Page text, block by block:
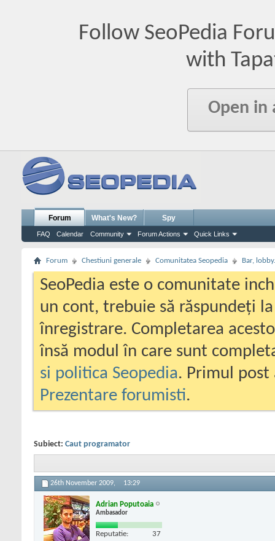
Follow SeoPedia
with
Open in
Forum
FAQ Calendar Community Forum Actions Quick Links
What's New? Spy
Forum Chestiuni generale Comunitatea Seopedia Bar,
SeoPedia este o comunitate
un cont, trebuie să răspundeți
înregistrare. Completarea
însă modul în care sunt
si politica Seopedia. Primul
Prezentare forumisti.
Subiect: Caut programator
26th November 2009, 13:29
Adrian Poputoaia
Ambasador
Reputatie: 37